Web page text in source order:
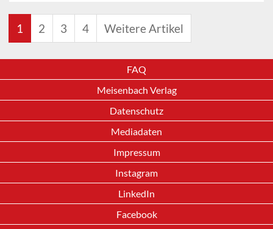
1 2 3 4 Weitere Artikel
FAQ
Meisenbach Verlag
Datenschutz
Mediadaten
Impressum
Instagram
LinkedIn
Facebook